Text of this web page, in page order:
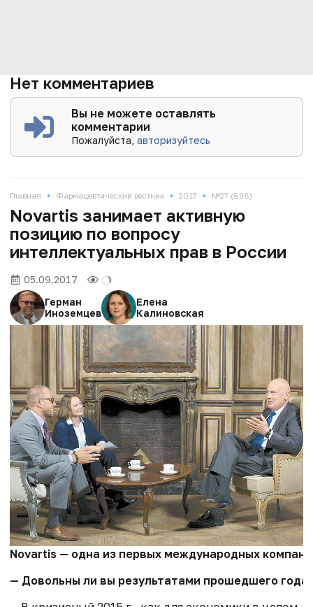
Нет комментариев
Вы не можете оставлять
комментарии
Пожалуйста,авторизуйтесь
Главная • Фармацевтический вестник • 2017 • №27 (898)
Novartis занимает активную
позицию по вопросу
интеллектуальных прав в России
05.09.2017
Герман
Иноземцев
Елена
Калиновская
Novartis — одна из первых международных
— Довольны ли вы результатами прошедшего